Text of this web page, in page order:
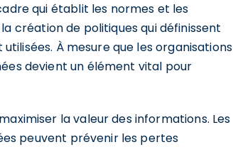
qui établit les normes et les
création de politiques qui définissent
À mesure que les organisations
devient un élément vital pour
la valeur des informations. Les
peuvent prévenir les pertes